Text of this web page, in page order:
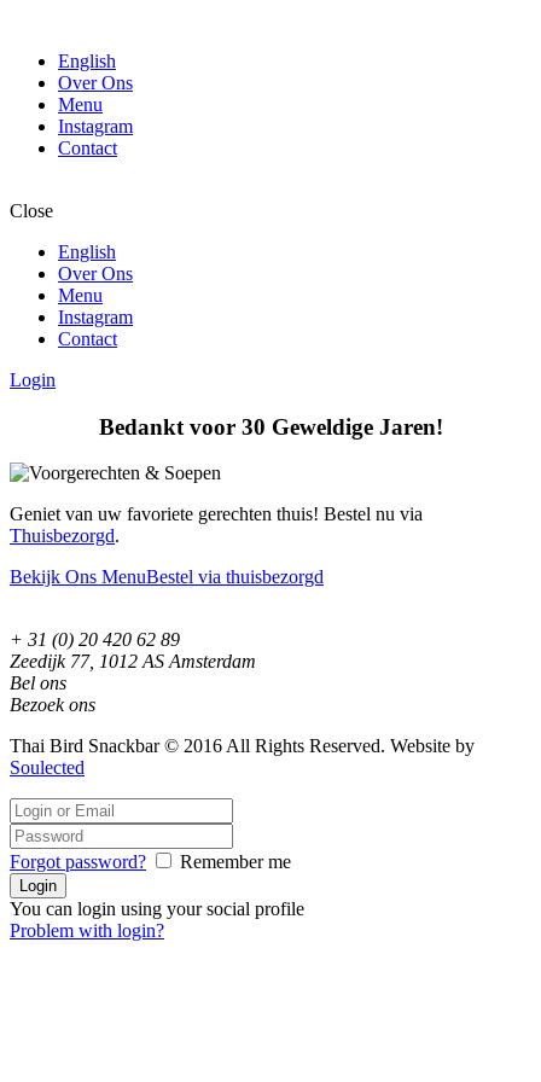
English
Over Ons
Menu
Instagram
Contact
Close
English
Over Ons
Menu
Instagram
Contact
Login
Bedankt voor 30 Geweldige Jaren!
Geniet van uw favoriete gerechten thuis! Bestel nu via
Thuisbezorgd.
Bekijk Ons MenuBestel via thuisbezorgd
+ 31 (0) 20 420 62 89
Zeedijk 77, 1012 AS Amsterdam
Bel ons
Bezoek ons
Thai Bird Snackbar © 2016 All Rights Reserved. Website by
Soulected
Forgot password? Remember me
You can login using your social profile
Problem with login?